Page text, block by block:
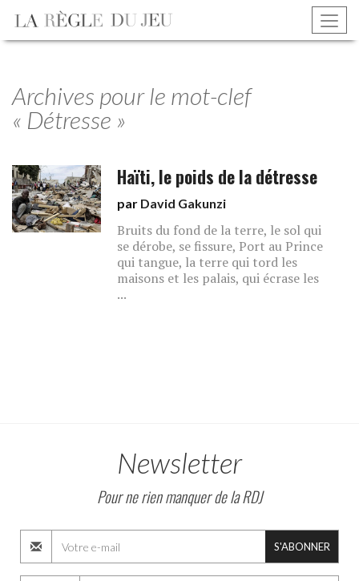
Archives pour le mot-clef
« Détresse »
Haïti, le poids de la détresse
par David Gakunzi
Bruits du fond de la terre, le sol qui
se dérobe, se fissure, Port au Prince
qui tangue, la terre qui tord les
maisons et les palais, qui écrase les
...
Newsletter
Pour ne rien manquer de la RDJ
S'ABONNER